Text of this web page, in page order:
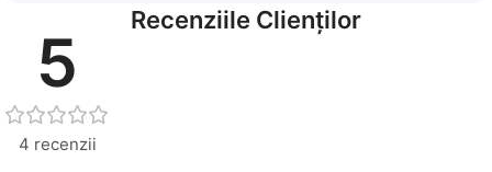
Recenziile Clienților
5
4 recenzii